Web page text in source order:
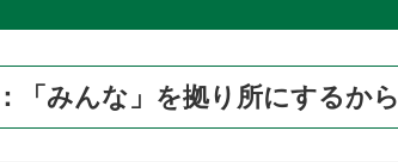
「みんな」を拠り所にするから